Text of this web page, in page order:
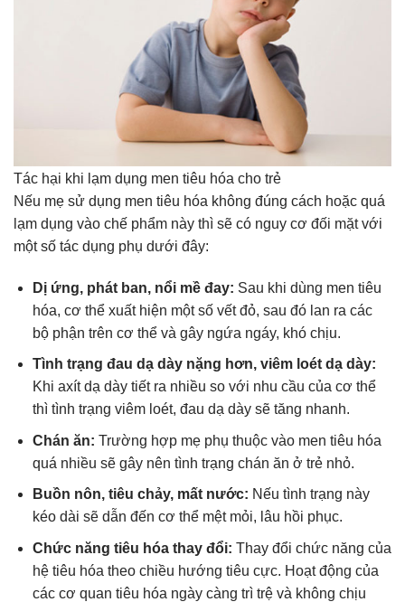
Tác hại khi lạm dụng men tiêu hóa cho trẻ
Nếu mẹ sử dụng men tiêu hóa không đúng cách hoặc quá
lạm dụng vào chế phẩm này thì sẽ có nguy cơ đối mặt với
một số tác dụng phụ dưới đây:
Dị ứng, phát ban, nổi mề đay: Sau khi dùng men tiêu
hóa, cơ thể xuất hiện một số vết đỏ, sau đó lan ra các
bộ phận trên cơ thể và gây ngứa ngáy, khó chịu.
Tình trạng đau dạ dày nặng hơn, viêm loét dạ dày:
Khi axít dạ dày tiết ra nhiều so với nhu cầu của cơ thể
thì tình trạng viêm loét, đau dạ dày sẽ tăng nhanh.
Chán ăn: Trường hợp mẹ phụ thuộc vào men tiêu hóa
quá nhiều sẽ gây nên tình trạng chán ăn ở trẻ nhỏ.
Buồn nôn, tiêu chảy, mất nước: Nếu tình trạng này
kéo dài sẽ dẫn đến cơ thể mệt mỏi, lâu hồi phục.
Chức năng tiêu hóa thay đổi: Thay đổi chức năng của
hệ tiêu hóa theo chiều hướng tiêu cực. Hoạt động của
các cơ quan tiêu hóa ngày càng trì trệ và không chịu